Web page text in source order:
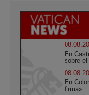
En
sobre el
En
firma»